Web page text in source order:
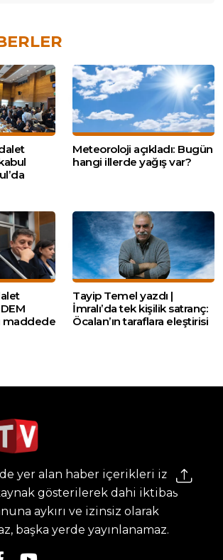
Meteoroloji açıkladı: Bugün
hangi illerde yağış var?
maddede
Tayip Temel yazdı |
İmralı’da tek kişilik satranç:
Öcalan’ın taraflara eleştirisi
yer alan haber içerikleri izin
gösterilerek dahi iktibas
aykırı ve izinsiz olarak
başka yerde yayınlanamaz.